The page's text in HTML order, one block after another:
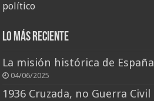
político
Lo más reciente
La misión histórica de España
04/06/2025
1936 Cruzada, no Guerra Civil